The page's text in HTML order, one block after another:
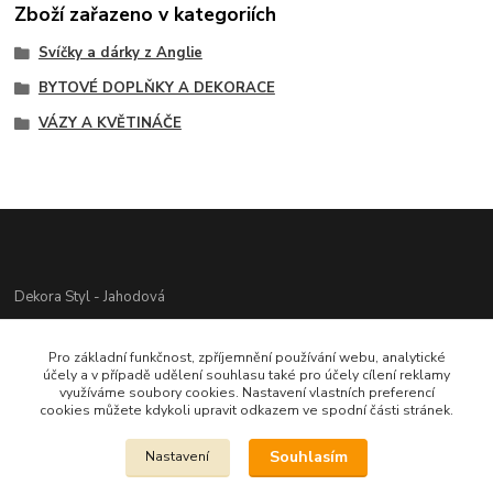
Zboží zařazeno v kategoriích
Svíčky a dárky z Anglie
BYTOVÉ DOPLŇKY A DEKORACE
VÁZY A KVĚTINÁČE
Dekora Styl - Jahodová
721312944
info@zbozi-darky.cz
Pro základní funkčnost, zpříjemnění používání webu, analytické
účely a v případě udělení souhlasu také pro účely cílení reklamy
využíváme soubory cookies. Nastavení vlastních preferencí
cookies můžete kdykoli upravit odkazem ve spodní části stránek.
Nastavení Souhlasím